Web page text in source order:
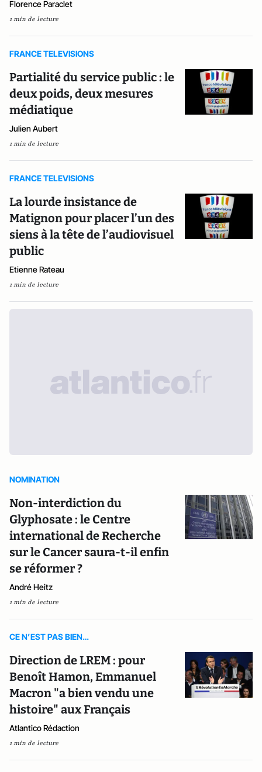
Florence Paraclet
1 min de lecture
FRANCE TELEVISIONS
Partialité du service public : le
deux poids, deux mesures
médiatique
Julien Aubert
1 min de lecture
FRANCE TELEVISIONS
La lourde insistance de
Matignon pour placer l’un des
siens à la tête de l’audiovisuel
public
Etienne Rateau
1 min de lecture
NOMINATION
Non-interdiction du
Glyphosate : le Centre
international de Recherche
sur le Cancer saura-t-il enfin
se réformer ?
André Heitz
1 min de lecture
CE N’EST PAS BIEN…
Direction de LREM : pour
Benoît Hamon, Emmanuel
Macron "a bien vendu une
histoire" aux Français
Atlantico Rédaction
1 min de lecture